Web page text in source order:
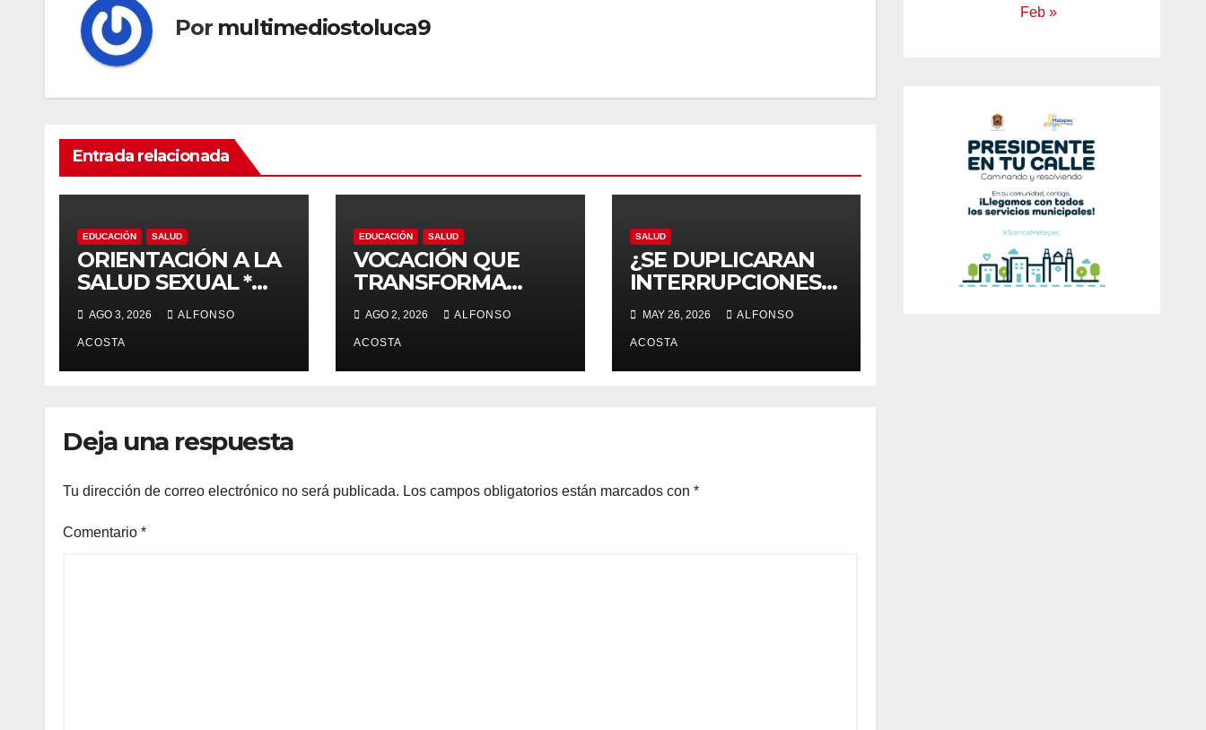
Por multimediostoluca9
Entrada relacionada
EDUCACIÓN SALUD
ORIENTACIÓN A LA
SALUD SEXUAL *
Planificación
familiar, un derecho
AGO 3, 2026 ALFONSO
ACOSTA
EDUCACIÓN SALUD
VOCACIÓN QUE
TRANSFORMA
VIDAS
AGO 2, 2026 ALFONSO
ACOSTA
SALUD
¿SE DUPLICARAN
INTERRUPCIONES
DE EMBARAZO
LEGALES?
MAY 26, 2026 ALFONSO
ACOSTA
Deja una respuesta
Tu dirección de correo electrónico no será publicada. Los campos obligatorios están marcados con *
Comentario *
Feb »